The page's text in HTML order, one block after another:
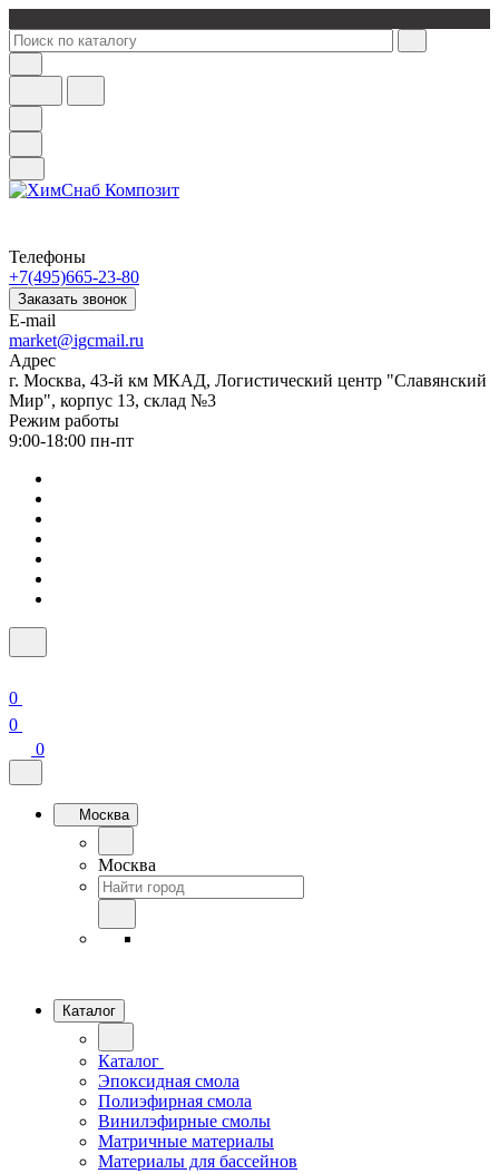
Телефоны
+7(495)665-23-80
Заказать звонок
E-mail
market@igcmail.ru
Адрес
г. Москва, 43-й км МКАД, Логистический центр "Славянский
Мир", корпус 13, склад №3
Режим работы
9:00-18:00 пн-пт
0
0
0
Москва
Москва
Каталог
Каталог
Эпоксидная смола
Полиэфирная смола
Винилэфирные смолы
Матричные материалы
Материалы для бассейнов